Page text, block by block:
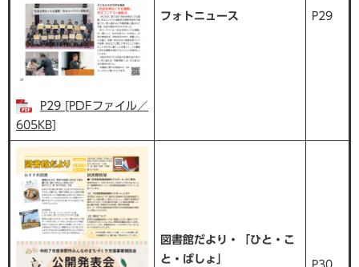
P29 [PDFファイル／
605KB]
フォトニュース P29
図書館だより・「ひと・こ
と・ばしょ」